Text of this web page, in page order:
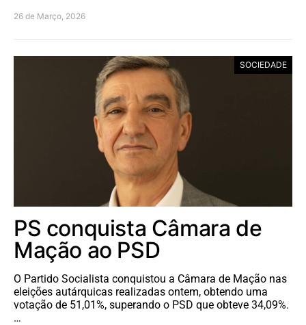
26 de Março, 2026
SOCIEDADE
PS conquista Câmara de
Mação ao PSD
O Partido Socialista conquistou a Câmara de Mação nas
eleições autárquicas realizadas ontem, obtendo uma
votação de 51,01%, superando o PSD que obteve 34,09%.
…